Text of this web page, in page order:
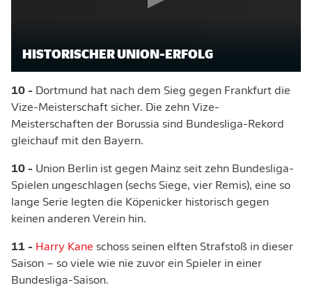
HISTORISCHER UNION-ERFOLG
10 - Dortmund hat nach dem Sieg gegen Frankfurt die
Vize-Meisterschaft sicher. Die zehn Vize-
Meisterschaften der Borussia sind Bundesliga-Rekord
gleichauf mit den Bayern.
10 - Union Berlin ist gegen Mainz seit zehn Bundesliga-
Spielen ungeschlagen (sechs Siege, vier Remis), eine so
lange Serie legten die Köpenicker historisch gegen
keinen anderen Verein hin.
11 - Harry Kane schoss seinen elften Strafstoß in dieser
Saison – so viele wie nie zuvor ein Spieler in einer
Bundesliga-Saison.